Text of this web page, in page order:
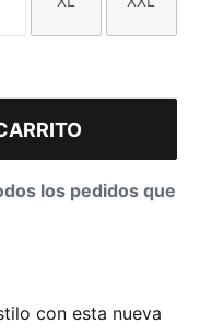
Talla Talla
los pedidos que
con esta nueva